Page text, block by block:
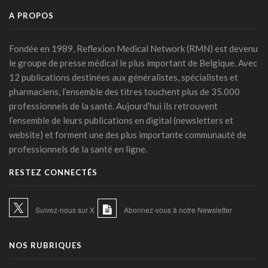
transparence
Littératie en santé digitale: une matinée d'information
organisée le 31 août à Bruxelles
13 juillet 2026 - 09:03
TIM-HF3: l'IA vocale surpasse le suivi pondéral pour
anticiper la décompensation cardiaque
10 juillet 2026 - 12:25
Médecins et réseaux sociaux: l'Ordre appelle à la prudence
07 juillet 2026 - 20:56
Les Belges restent les plus réticents d'Europe face au
diagnostic médical par l'IA (étude)
L’Hôpital Imelda premier en Belgique à déployer une IA
A PROPOS
Fondée en 1989, Reflexion Medical Network (RMN) est devenu
le groupe de presse médical le plus important de Belgique. Avec
12 publications destinées aux généralistes, spécialistes et
pharmaciens, l’ensemble des titres touchent plus de 35.000
professionnels de la santé. Aujourd’hui ils retrouvent
l’ensemble de leurs publications en digital (newsletters et
website) et forment une des plus importante communauté de
professionnels de la santé en ligne.
RESTEZ CONNECTÉS
Suivez-nous sur X Abonnez-vous à notre Newsletter
NOS RUBRIQUES